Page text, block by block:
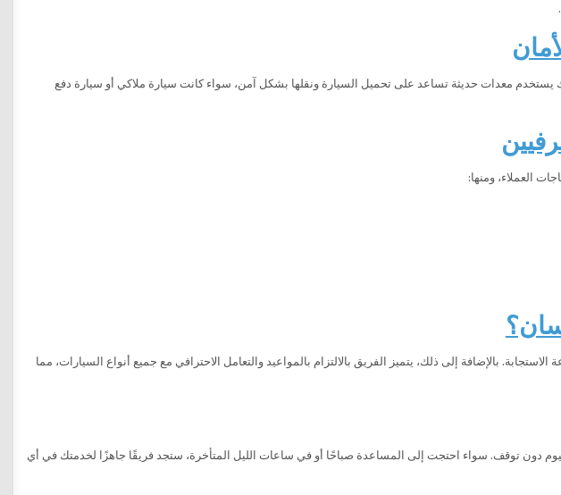
يستخدم معدات حديثة تساعد على تحميل السيارة ونقلها بشكل آمن، سواء كانت سيارة ملاكي أو سيارة دفع
العملاء، ومنها:
بالإضافة إلى ذلك، يتميز الفريق بالالتزام بالمواعيد والتعامل الاحترافي مع جميع أنواع السيارات، مما
دون توقف. سواء احتجت إلى المساعدة صباحًا أو في ساعات الليل المتأخرة، ستجد فريقًا جاهزًا لخدمتك في أي